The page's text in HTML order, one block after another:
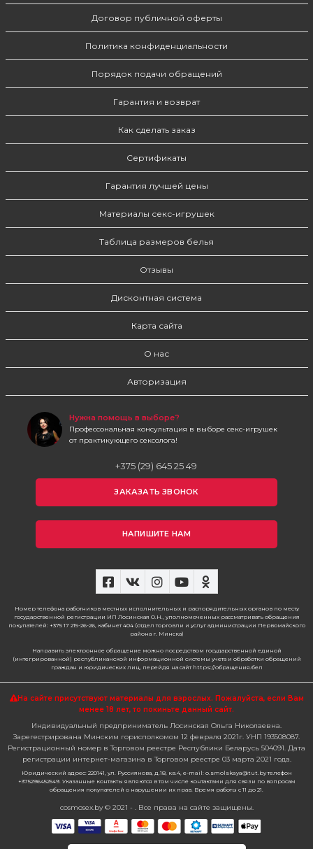
Договор публичной оферты
Политика конфиденциальности
Порядок подачи обращений
Гарантия и возврат
Как сделать заказ
Сертификаты
Гарантия лучшей цены
Материалы секс-игрушек
Таблица размеров белья
Отзывы
Дисконтная система
Карта сайта
О нас
Авторизация
Нужна помощь в выборе?
Профессональная консультация в выборе секс-игрушек
от практикующего сексолога!
+375 (29) 645 25 49
ЗАКАЗАТЬ ЗВОНОК
НАПИШИТЕ НАМ
Номер телефона работников местных исполнительных и распорядительных органов по месту
государственной регистрации ИП Лосинская О.Н., уполномоченных рассматривать обращения
покупателей: +375 17 215-26-26, кабинет 404 (отдел торговли и услуг администрации Первомайского
района г. Минска)
Направить электронное обращение можно посредством государственной единой
(интегрированной) республиканской информационной системы учета и обработки обращений
граждан и юридических лиц, перейдя на сайт https://обращения.бел
На сайте присутствуют материалы для взрослых. Пожалуйста, если Вам
менее 18 лет, то покиньте данный сайт.
Индивидуальный предприниматель Лосинская Ольга Николаевна.
Зарегестрирована Минским горисполкомом 12 февраля 2021г. УНП 193508087.
Регистрационный номер в Торговом реестре Республики Беларусь 504091. Дата
регистрации интернет-магазина в Торговом реестре 03 марта 2021 года.
Юридический адрес: 220141, ул. Руссиянова, д.18, кв.4, e-mail: o.smolskaya@tut.by телефон
+375296452549. Указанные контакты являются в том числе контактами для связи по вопросам
обращения покупателей о нарушении их прав. Время работы с 11 до 21.
cosmosex.by © 2021 - . Все права на сайте защищены.